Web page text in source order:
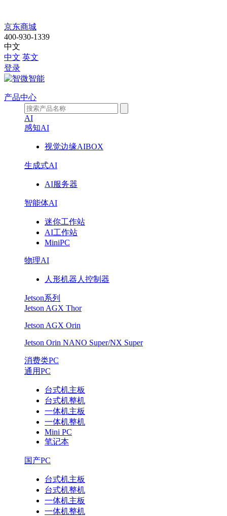
商
用
京东商城
400-930-1339
中文
中文 英文
登录
产品中心
AI
感知AI
视觉边缘AIBOX
生成式AI
AI服务器
智能体AI
迷你工作站
AI工作站
MiniPC
物理AI
人形机器人控制器
Jetson系列
Jetson AGX Thor
Jetson AGX Orin
Jetson Orin NANO Super/NX Super
消费类PC
通用PC
台式机主板
台式机整机
一体机主板
一体机整机
Mini PC
笔记本
国产PC
台式机主板
台式机整机
一体机主板
一体机整机